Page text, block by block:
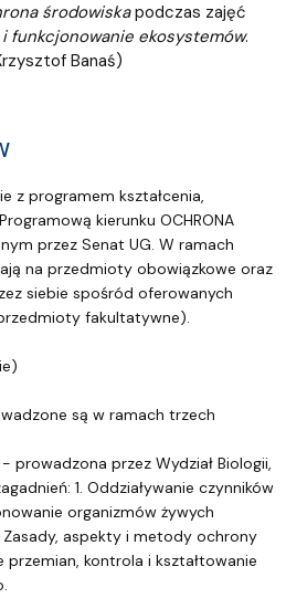
środowiskapodczas zajęć
funkcjonowanie ekosystemów.
Banaś)
z programem kształcenia,
kierunku OCHRONA
przez Senat UG. W ramach
na przedmioty obowiązkowe oraz
siebie spośród oferowanych
fakultatywne).
są w ramach trzech
przez Wydział Biologii,
1. Oddziaływanie czynników
organizmów żywych
Zasady, aspekty i metody ochrony
przemian, kontrola i kształtowanie